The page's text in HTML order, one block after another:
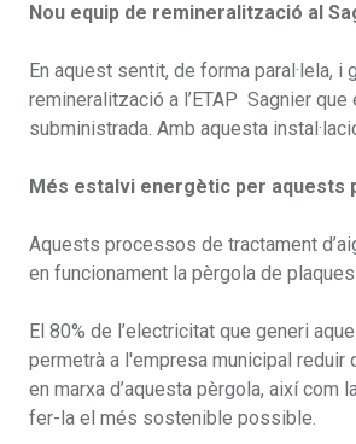
Nou equip de remineralització al
En aquest sentit, de forma paral·lela, i
remineralització a l’ETAP Sagnier
subministrada. Amb aquesta
Més estalvi energètic per aquests
Aquests processos de tractament
en funcionament la pèrgola de
El 80% de l’electricitat que generi
permetrà a l'empresa municipal
en marxa d’aquesta pèrgola, així
fer-la el més sostenible possible.